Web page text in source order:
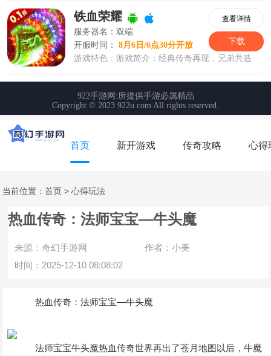
首页 新开游戏 传奇攻略 心得
当前位置：首页 >心得玩法
热血传奇：法师宝宝—牛头魔
来源：奇幻手游网
作者：小美
时间：2025-12-10 08:08:02
热血传奇：法师宝宝—牛头魔
法师宝宝牛头魔热血传奇世界再出了苍月地图以后，牛魔